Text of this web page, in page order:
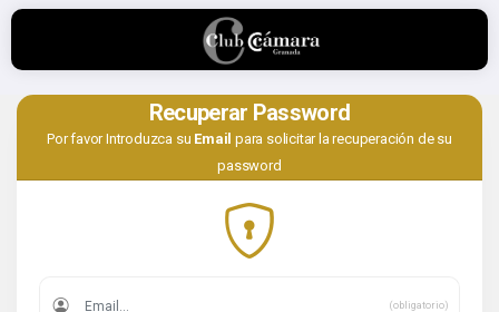
Recuperar Password
Por favor Introduzca su Email para solicitar la recuperación de su
password
(obligatorio)